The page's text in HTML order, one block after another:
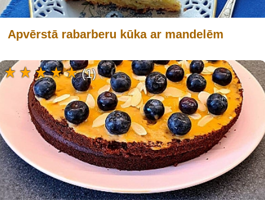
Apvērstā rabarberu kūka ar mandelēm
(1)